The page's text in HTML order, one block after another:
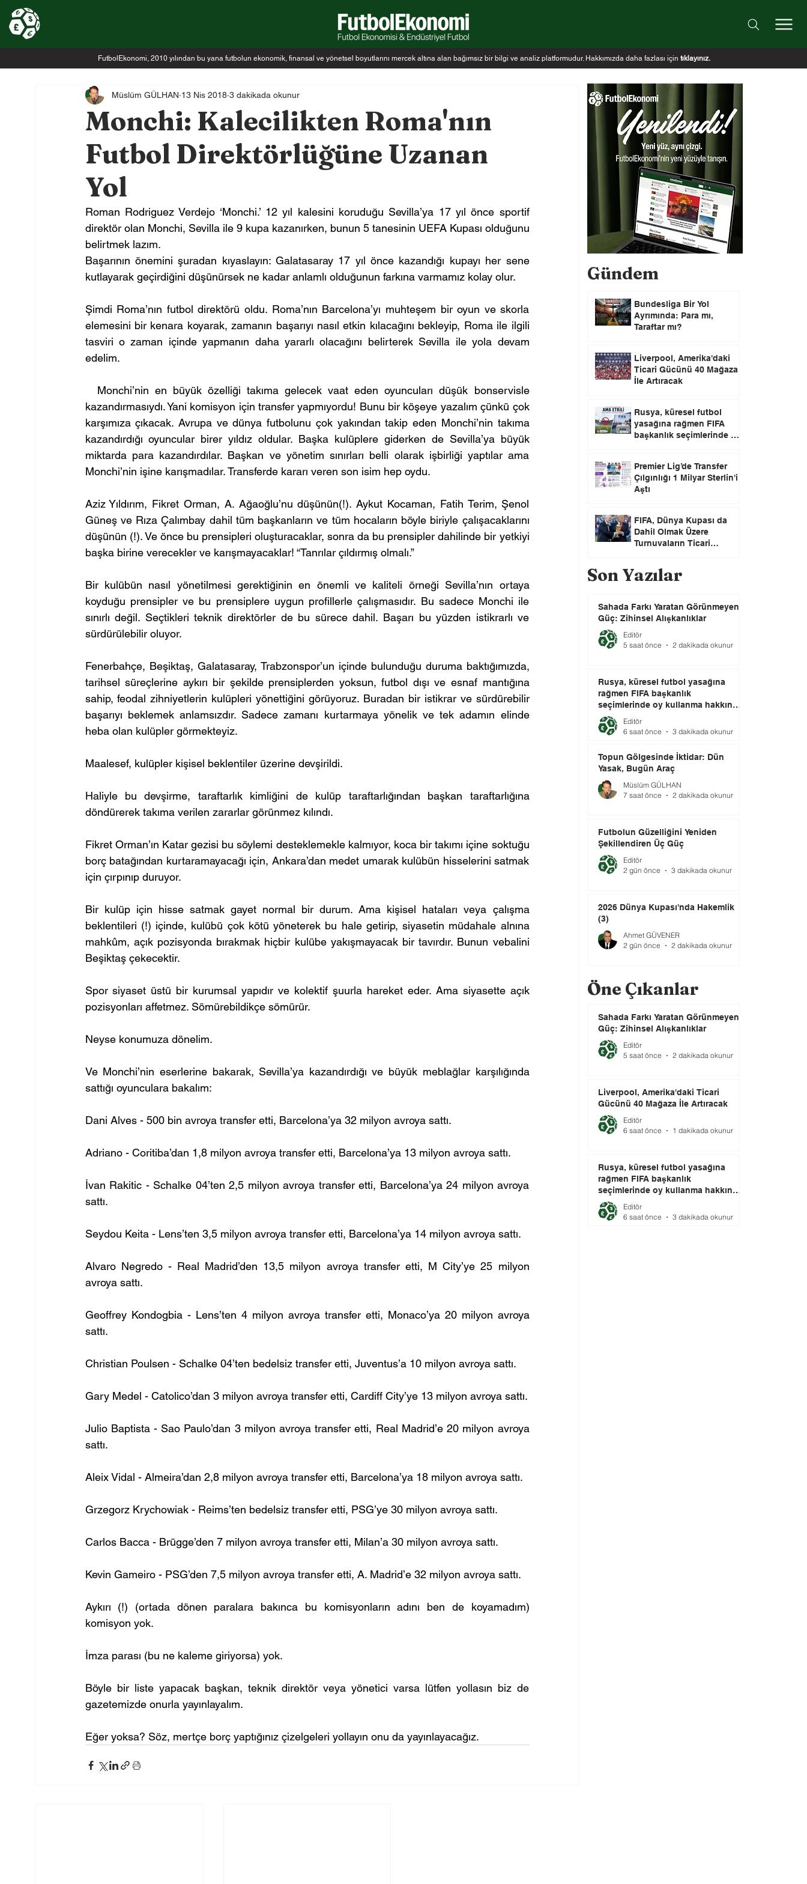
FutbolEkonomi, 2010 yılından bu yana futbolun ekonomik, finansal ve yönetsel boyutlarını mercek altına alan bağımsız bir bilgi ve analiz platformudur. Hakkımızda daha fazlası için tıklayınız.
Monchi: Kalecilikten Roma'nın
Futbol Direktörlüğüne Uzanan
Yol
Müslüm GÜLHAN 13 Nis 2018 3 dakikada okunur
Roman Rodriguez Verdejo ‘Monchi.’ 12 yıl kalesini koruduğu Sevilla’ya 17 yıl önce sportif
direktör olan Monchi, Sevilla ile 9 kupa kazanırken, bunun 5 tanesinin UEFA Kupası olduğunu
belirtmek lazım.
Başarının önemini şuradan kıyaslayın: Galatasaray 17 yıl önce kazandığı kupayı her sene
kutlayarak geçirdiğini düşünürsek ne kadar anlamlı olduğunun farkına varmamız kolay olur.
Şimdi Roma’nın futbol direktörü oldu. Roma’nın Barcelona’yı muhteşem bir oyun ve skorla
elemesini bir kenara koyarak, zamanın başarıyı nasıl etkin kılacağını bekleyip, Roma ile ilgili
tasviri o zaman içinde yapmanın daha yararlı olacağını belirterek Sevilla ile yola devam
edelim.
Monchi’nin en büyük özelliği takıma gelecek vaat eden oyuncuları düşük bonservisle
kazandırmasıydı. Yani komisyon için transfer yapmıyordu! Bunu bir köşeye yazalım çünkü çok
karşımıza çıkacak. Avrupa ve dünya futbolunu çok yakından takip eden Monchi’nin takıma
kazandırdığı oyuncular birer yıldız oldular. Başka kulüplere giderken de Sevilla’ya büyük
miktarda para kazandırdılar. Başkan ve yönetim sınırları belli olarak işbirliği yaptılar ama
Monchi’nin işine karışmadılar. Transferde kararı veren son isim hep oydu.
Aziz Yıldırım, Fikret Orman, A. Ağaoğlu’nu düşünün(!). Aykut Kocaman, Fatih Terim, Şenol
Güneş ve Rıza Çalımbay dahil tüm başkanların ve tüm hocaların böyle biriyle çalışacaklarını
düşünün (!). Ve önce bu prensipleri oluşturacaklar, sonra da bu prensipler dahilinde bir yetkiyi
başka birine verecekler ve karışmayacaklar! “Tanrılar çıldırmış olmalı.”
Bir kulübün nasıl yönetilmesi gerektiğinin en önemli ve kaliteli örneği Sevilla’nın ortaya
koyduğu prensipler ve bu prensiplere uygun profillerle çalışmasıdır. Bu sadece Monchi ile
sınırlı değil. Seçtikleri teknik direktörler de bu sürece dahil. Başarı bu yüzden istikrarlı ve
sürdürülebilir oluyor.
Fenerbahçe, Beşiktaş, Galatasaray, Trabzonspor’un içinde bulunduğu duruma baktığımızda,
tarihsel süreçlerine aykırı bir şekilde prensiplerden yoksun, futbol dışı ve esnaf mantığına
sahip, feodal zihniyetlerin kulüpleri yönettiğini görüyoruz. Buradan bir istikrar ve sürdürebilir
başarıyı beklemek anlamsızdır. Sadece zamanı kurtarmaya yönelik ve tek adamın elinde
heba olan kulüpler görmekteyiz.
Maalesef, kulüpler kişisel beklentiler üzerine devşirildi.
Haliyle bu devşirme, taraftarlık kimliğini de kulüp taraftarlığından başkan taraftarlığına
döndürerek takıma verilen zararlar görünmez kılındı.
Fikret Orman’ın Katar gezisi bu söylemi desteklemekle kalmıyor, koca bir takımı içine soktuğu
borç batağından kurtaramayacağı için, Ankara’dan medet umarak kulübün hisselerini satmak
için çırpınıp duruyor.
Bir kulüp için hisse satmak gayet normal bir durum. Ama kişisel hataları veya çalışma
beklentileri (!) içinde, kulübü çok kötü yöneterek bu hale getirip, siyasetin müdahale alnına
mahkûm, açık pozisyonda bırakmak hiçbir kulübe yakışmayacak bir tavırdır. Bunun vebalini
Beşiktaş çekecektir.
Spor siyaset üstü bir kurumsal yapıdır ve kolektif şuurla hareket eder. Ama siyasette açık
pozisyonları affetmez. Sömürebildikçe sömürür.
Neyse konumuza dönelim.
Ve Monchi’nin eserlerine bakarak, Sevilla’ya kazandırdığı ve büyük meblağlar karşılığında
sattığı oyunculara bakalım:
Dani Alves - 500 bin avroya transfer etti, Barcelona’ya 32 milyon avroya sattı.
Adriano - Coritiba’dan 1,8 milyon avroya transfer etti, Barcelona’ya 13 milyon avroya sattı.
İvan Rakitic - Schalke 04’ten 2,5 milyon avroya transfer etti, Barcelona’ya 24 milyon avroya
sattı.
Seydou Keita - Lens’ten 3,5 milyon avroya transfer etti, Barcelona’ya 14 milyon avroya sattı.
Alvaro Negredo - Real Madrid’den 13,5 milyon avroya transfer etti, M City’ye 25 milyon
avroya sattı.
Geoffrey Kondogbia - Lens’ten 4 milyon avroya transfer etti, Monaco’ya 20 milyon avroya
sattı.
Christian Poulsen - Schalke 04’ten bedelsiz transfer etti, Juventus’a 10 milyon avroya sattı.
Gary Medel - Catolico’dan 3 milyon avroya transfer etti, Cardiff City’ye 13 milyon avroya sattı.
Julio Baptista - Sao Paulo’dan 3 milyon avroya transfer etti, Real Madrid’e 20 milyon avroya
sattı.
Aleix Vidal - Almeira’dan 2,8 milyon avroya transfer etti, Barcelona’ya 18 milyon avroya sattı.
Grzegorz Krychowiak - Reims’ten bedelsiz transfer etti, PSG’ye 30 milyon avroya sattı.
Carlos Bacca - Brügge’den 7 milyon avroya transfer etti, Milan’a 30 milyon avroya sattı.
Kevin Gameiro - PSG’den 7,5 milyon avroya transfer etti, A. Madrid’e 32 milyon avroya sattı.
Aykırı (!) (ortada dönen paralara bakınca bu komisyonların adını ben de koyamadım)
komisyon yok.
İmza parası (bu ne kaleme giriyorsa) yok.
Böyle bir liste yapacak başkan, teknik direktör veya yönetici varsa lütfen yollasın biz de
gazetemizde onurla yayınlayalım.
Eğer yoksa? Söz, mertçe borç yaptığınız çizelgeleri yollayın onu da yayınlayacağız.
Gündem
Bundesliga Bir Yol
Ayrımında: Para mı,
Taraftar mı?
Liverpool, Amerika'daki
Ticari Gücünü 40 Mağaza
İle Artıracak
Rusya, küresel futbol
yasağına rağmen FIFA
başkanlık seçimlerinde oy
Premier Lig’de Transfer
Çılgınlığı 1 Milyar Sterlin'i
Aştı
FIFA, Dünya Kupası da
Dahil Olmak Üzere
Turnuvaların Ticari
Son Yazılar
Sahada Farkı Yaratan Görünmeyen
Güç: Zihinsel Alışkanlıklar
Editör
5 saat önce
2 dakikada okunur
Rusya, küresel futbol yasağına
rağmen FIFA başkanlık
seçimlerinde oy kullanma hakkını
elinde tutuyor.
Editör
6 saat önce
3 dakikada okunur
Topun Gölgesinde İktidar: Dün
Yasak, Bugün Araç
Müslüm GÜLHAN
7 saat önce
2 dakikada okunur
Futbolun Güzelliğini Yeniden
Şekillendiren Üç Güç
Editör
2 gün önce
3 dakikada okunur
2026 Dünya Kupası'nda Hakemlik
(3)
Ahmet GÜVENER
2 gün önce
2 dakikada okunur
Öne Çıkanlar
Sahada Farkı Yaratan Görünmeyen
Güç: Zihinsel Alışkanlıklar
Editör
5 saat önce
2 dakikada okunur
Liverpool, Amerika'daki Ticari
Gücünü 40 Mağaza İle Artıracak
Editör
6 saat önce
1 dakikada okunur
Rusya, küresel futbol yasağına
rağmen FIFA başkanlık
seçimlerinde oy kullanma hakkını
elinde tutuyor.
Editör
6 saat önce
3 dakikada okunur